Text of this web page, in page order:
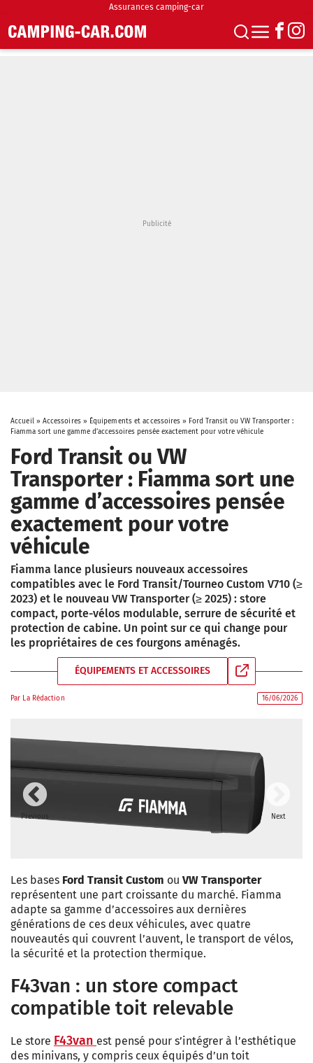
Assurances camping-car
Accueil» Accessoires» Équipements et accessoires » Ford Transit ou VW Transporter :
Fiamma sort une gamme d’accessoires pensée exactement pour votre véhicule
Ford Transit ou VW
Transporter : Fiamma sort une
gamme d’accessoires pensée
exactement pour votre
véhicule
Fiamma lance plusieurs nouveaux accessoires
compatibles avec le Ford Transit/Tourneo Custom V710 (≥
2023) et le nouveau VW Transporter (≥ 2025) : store
compact, porte-vélos modulable, serrure de sécurité et
protection de cabine. Un point sur ce qui change pour
les propriétaires de ces fourgons aménagés.
ÉQUIPEMENTS ET ACCESSOIRES
Par La Rédaction 16/06/2026
Previous Next
Les bases Ford Transit Custom ou VW Transporter
représentent une part croissante du marché. Fiamma
adapte sa gamme d’accessoires aux dernières
générations de ces deux véhicules, avec quatre
nouveautés qui couvrent l’auvent, le transport de vélos,
la sécurité et la protection thermique.
F43van : un store compact
compatible toit relevable
Le store F43van est pensé pour s’intégrer à l’esthétique
des minivans, y compris ceux équipés d’un toit